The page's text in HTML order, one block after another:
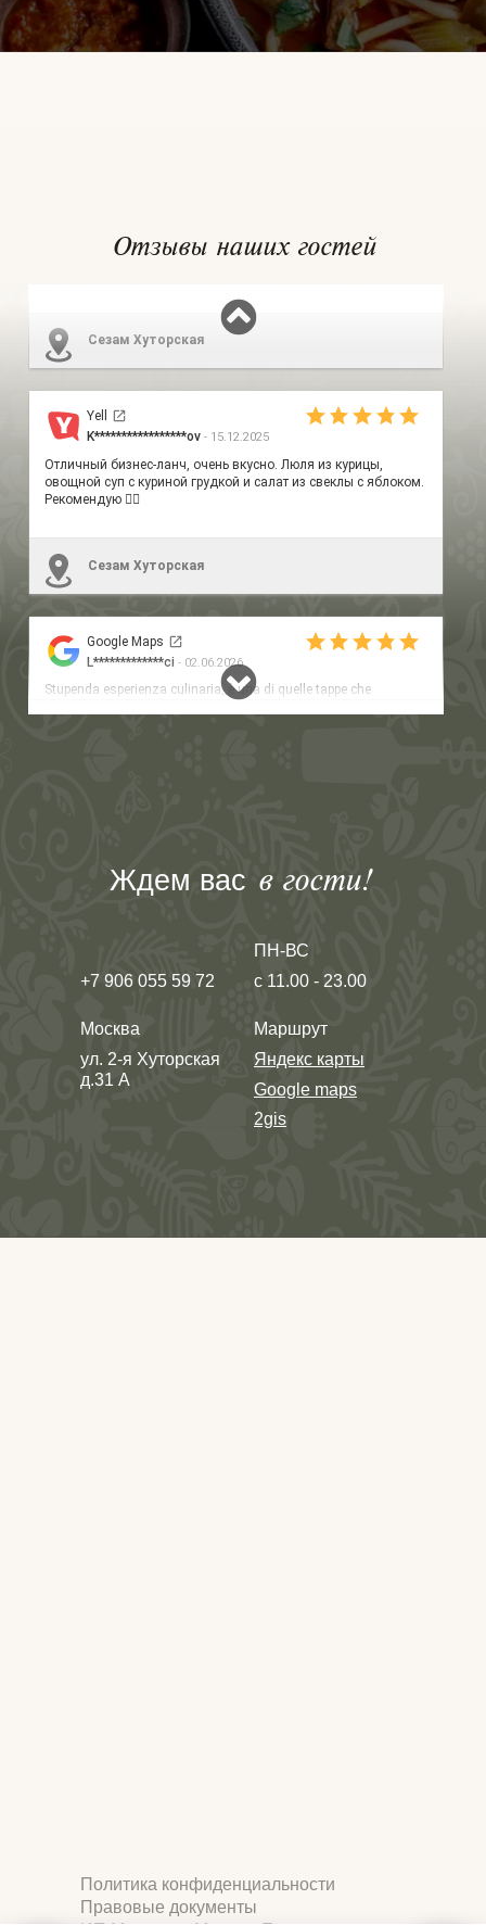
Отзывы наших гостей
Ждем вас в гости!
+7 906 055 59 72
Москва
ПН-ВС
Маршрут
с 11.00 - 23.00
Яндекс карты
Google maps
2gis
ул. 2-я Хуторская
д.31 А
Правовые документы
Политика конфиденциальности